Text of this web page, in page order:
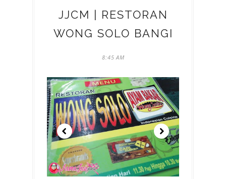
JJCM | RESTORAN
WONG SOLO BANGI
8:45 AM